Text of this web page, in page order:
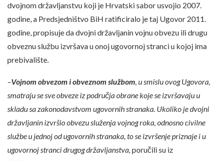
dvojnom državljanstvu koji je Hrvatski sabor usvojio 2007.
godine, a Predsjedništvo BiH ratificiralo je taj Ugovor 2011.
godine, propisuje da dvojni državljanin vojnu obvezu ili drugu
obveznu službu izvršava u onoj ugovornoj stranci u kojoj ima
prebivalište.
–Vojnom obvezom i obveznom službom, u smislu ovog Ugovora,
smatraju se sve obveze iz područja obrane koje se izvršavaju u
skladu sa zakonodavstvom ugovornih stranaka. Ukoliko je dvojni
državljanin izvršio obvezu služenja vojnog roka, odnosno civilne
službe u jednoj od ugovornih stranaka, to se izvršenje priznaje i u
ugovornoj stranci drugog državljanstva, poručili su iz